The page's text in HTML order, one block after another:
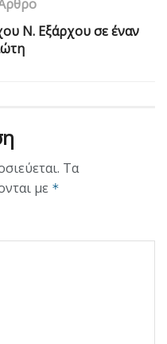
Ν. Εξάρχου σε έναν
Τα
με *